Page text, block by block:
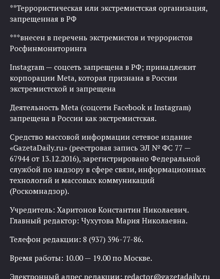
**Террористическая или экстремистская организация,
запрещенная в РФ
***внесен в перечень экстремистов и террористов
Росфинмониторинга
Instagram — соцсеть запрещена в РФ; принадлежит
корпорации Meta, которая признана в России
экстремистской и запрещена
Деятельность Meta (соцсети Facebook и Instagram)
запрещена в России как экстремистская.
Средство массовой информации сетевое издание
«GazetaDaily.ru» (реестровая запись ЭЛ № ФС 77 —
67944 от 13.12.2016), зарегистрировано Федеральной
службой по надзору в сфере связи, информационных
технологий и массовых коммуникаций
(Роскомнадзор).
Учредитель: Харитонов Константин Николаевич.
Главный редактор: Чухутова Мария Николаевна.
Телефон редакции: 8 (937) 396-77-86.
Время работы: 10.00 — 19.00 по Москве.
Электронный адрес редакции: redactor@gazetadaily.ru